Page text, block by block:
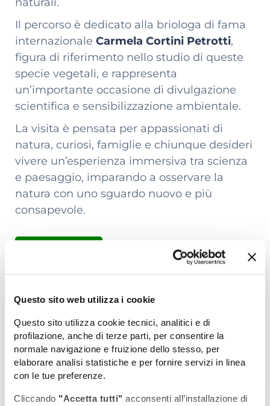
Questo sito web utilizza i cookie
Questo sito utilizza cookie tecnici, analitici e di
profilazione, anche di terze parti, per consentire la
normale navigazione e fruizione dello stesso, per
elaborare analisi statistiche e per fornire servizi in linea
con le tue preferenze.
Cliccando "Accetta tutti" acconsenti all’installazione di
Il percorso è dedicato alla briologa di fama
internazionale Carmela Cortini Petrotti,
figura di riferimento nello studio di queste
specie vegetali, e rappresenta
un’importante occasione di divulgazione
scientifica e sensibilizzazione ambientale.
La visita è pensata per appassionati di
natura, curiosi, famiglie e chiunque desideri
vivere un’esperienza immersiva tra scienza
e paesaggio, imparando a osservare la
natura con uno sguardo nuovo e più
consapevole.
Scarica la locandina
Dimensione file: 235.04 KB
Scarica file